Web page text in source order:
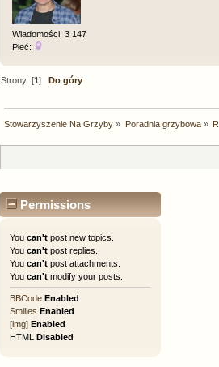
Wiadomości: 3 147
Płeć:
Strony: [1]Do góry
Stowarzyszenie Na Grzyby » Poradnia grzybowa»
Permissions
You can'tpost new topics.
You can'tpost replies.
You can'tpost attachments.
You can'tmodify your posts.
BBCode Enabled
Smilies Enabled
[img] Enabled
HTML Disabled